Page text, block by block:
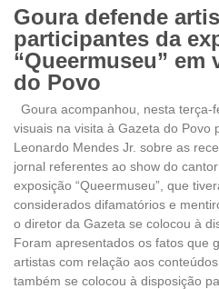
Goura defende
participantes da
“Queermuseu” em
do Povo
Goura acompanhou, nesta
visuais na visita à Gazeta do Povo
Leonardo Mendes Jr. sobre as
jornal referentes ao show do
exposição “Queermuseu”, que
considerados difamatórios e
o diretor da Gazeta se colocou à
Foram apresentados os fatos que
artistas com relação aos
também se colocou à disposição